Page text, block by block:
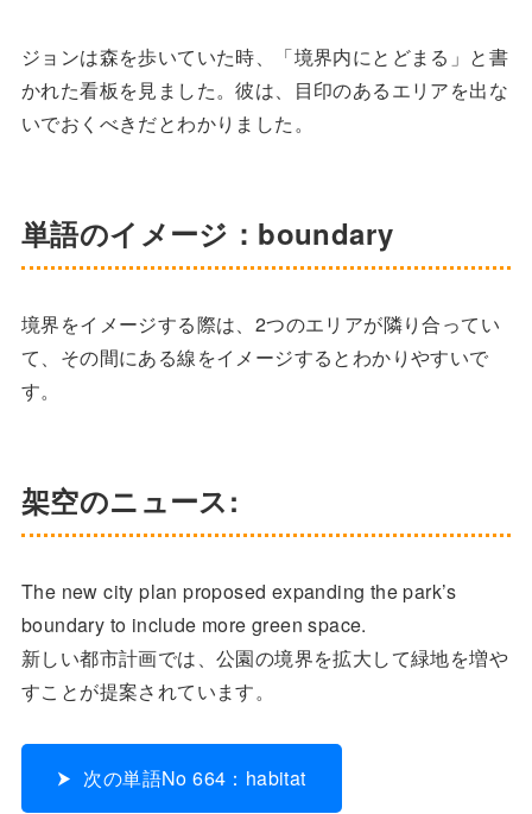
ジョンは森を歩いていた時、「境界内にとどまる」と書
かれた看板を見ました。彼は、目印のあるエリアを出な
いでおくべきだとわかりました。
単語のイメージ：boundary
境界をイメージする際は、2つのエリアが隣り合ってい
て、その間にある線をイメージするとわかりやすいで
す。
架空のニュース:
The new city plan proposed expanding the park’s
boundary to include more green space.
新しい都市計画では、公園の境界を拡大して緑地を増や
すことが提案されています。
次の単語No 664：habitat